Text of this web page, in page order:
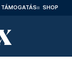
TÁMOGATÁS SHOP